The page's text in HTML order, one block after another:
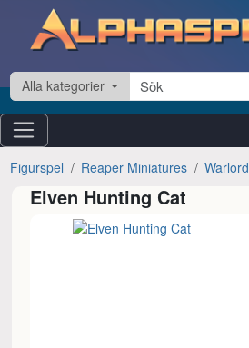
Hoppa till innehåll
Alla kategorier
Figurspel Reaper Miniatures Warlord
Elven Hunting Cat